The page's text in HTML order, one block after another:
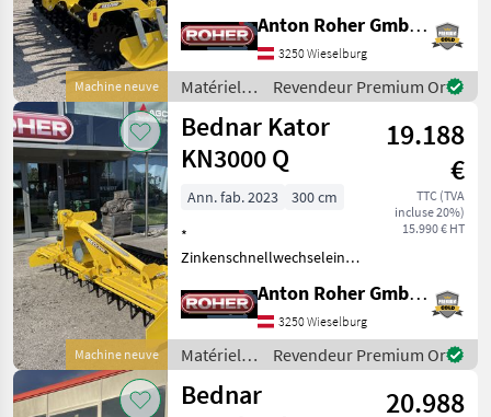
Machine neuve
Scheiben gefedert gelagert
* hydraulische
Tiefenverstellung *
Kennfixx
Hydraulikkupplungen *
Anton Roher GmbH (ACA Center Roher)
3250 Wieselburg
Matériels
de travail
du sol /
Bednar
Revendeur Premium Or
Machine neuve
Bednar Kator
KN3000 Q
19.188
€
TTC (TVA
incluse 20%)
15.990 € HT
Ann. fab. 2023
300 cm
*
Zinkenschnellwechseleinrichtung
Zahnpackerwalze 550mm *
Zapfwellendurchtrieb *
mechanische
Tiefenverstellung * 12
Kreisel * bis zu 250PS Tr
Anton Roher GmbH (ACA Center Roher)
3250 Wieselburg
Matériels
de travail
du sol /
Revendeur Premium Or
Bednar
20.988